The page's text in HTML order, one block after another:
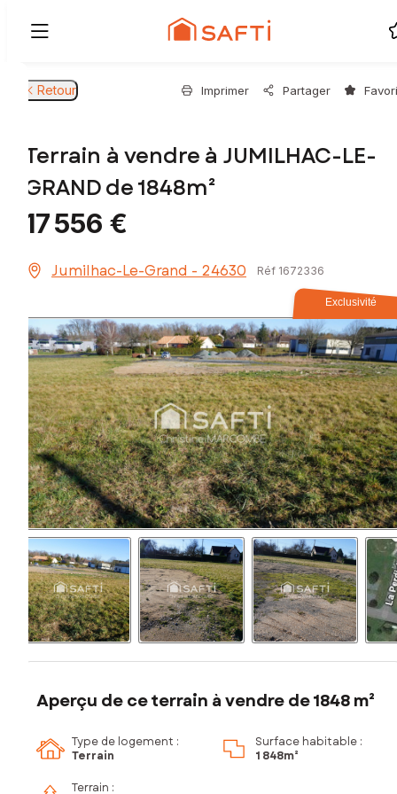
Retour Imprimer Partager
Terrain à vendre à JUMILHAC-LE-
GRAND de 1848m²
17 556 €
Jumilhac-Le-Grand - 24630 Réf 1672336
Exclusivité
Aperçu de ce terrain à vendre de 1848 m²
Type de logement :
Terrain
Surface habitable :
1 848m²
Terrain :